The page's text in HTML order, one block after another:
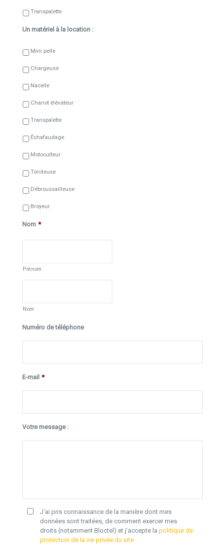
Transpalette
Un matériel à la location :
Mini pelle
Chargeuse
Nacelle
Chariot élévateur
Transpalette
Échafaudage
Motoculteur
Tondeuse
Débroussailleuse
Broyeur
Nom *
Prénom
Nom
Numéro de téléphone
E-mail *
Votre message :
J’ai pris connaissance de la manière dont mes
données sont traitées, de comment exercer mes
droits (notamment Bloctel) et j’accepte la politique de
protection de la vie privée du site